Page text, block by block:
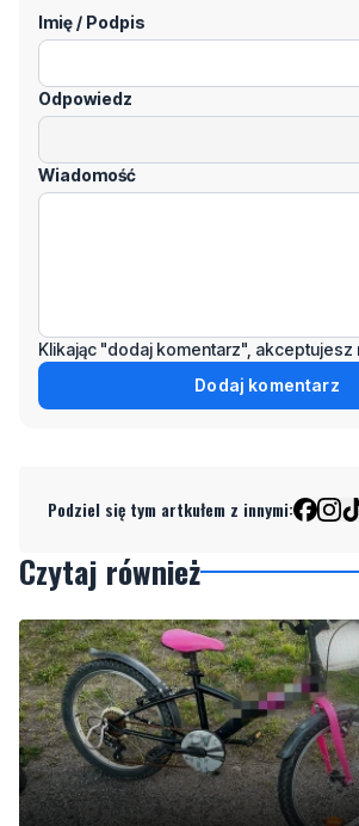
Odpowiedz
Wiadomość
Nietrzeźwy opiekun jechał
Dziewczynka nie miała kasku